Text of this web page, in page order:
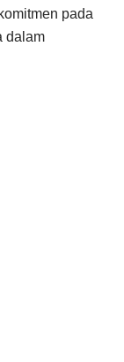
pada
dalam